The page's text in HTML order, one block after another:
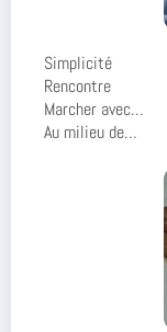
Simplicité
Rencontre
Marcher avec…
Au milieu de…